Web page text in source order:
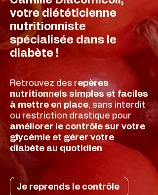
votre diététicienne
nutritionniste
spécialisée dans le
diabète !
Retrouvez des repères
nutritionnels simples et faciles
à mettre en place, sans interdit
ou restriction drastique pour
améliorer le contrôle sur votre
glycémie et gérer votre
diabète au quotidien
Je reprends le contrôle